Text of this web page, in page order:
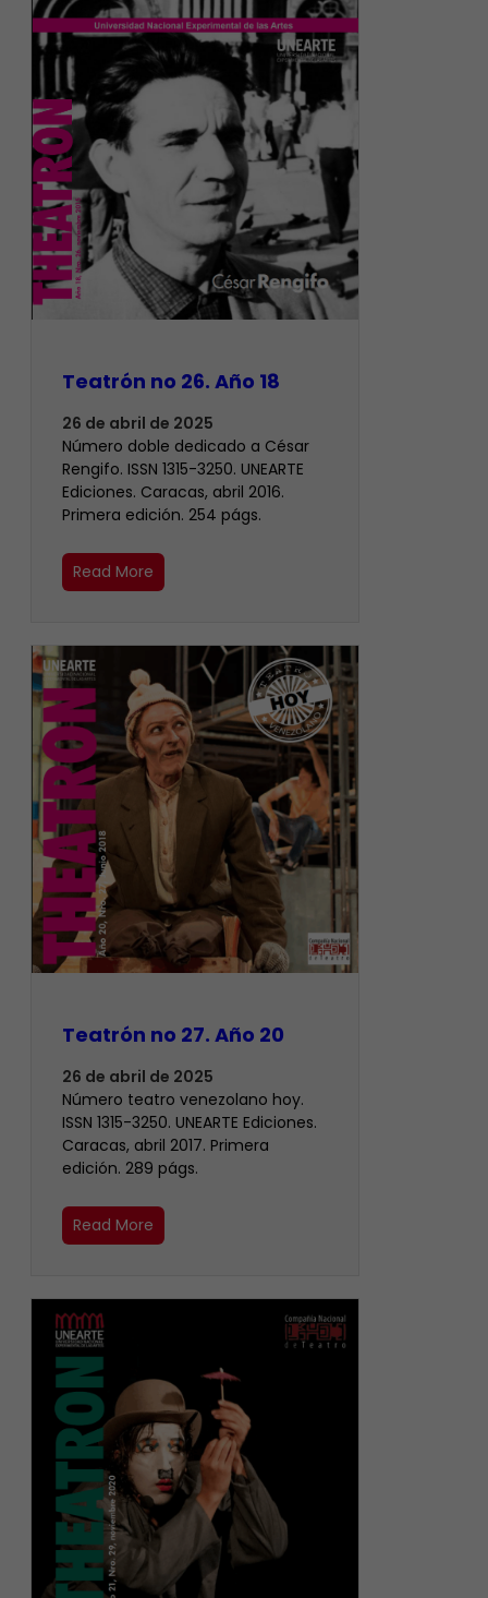
Teatrón no 26. Año 18
26 de abril de 2025
Número doble dedicado a César
Rengifo. ISSN 1315-3250. UNEARTE
Ediciones. Caracas, abril 2016.
Primera edición. 254 págs.
Read More
Teatrón no 27. Año 20
26 de abril de 2025
Número teatro venezolano hoy.
ISSN 1315-3250. UNEARTE Ediciones.
Caracas, abril 2017. Primera
edición. 289 págs.
Read More